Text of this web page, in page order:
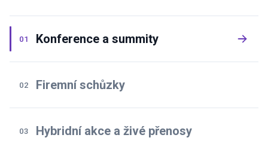
01 Konference a summity
02 Firemní schůzky
03 Hybridní akce a živé přenosy